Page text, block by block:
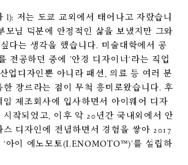
l): 저는 도쿄 교외에서 태어나고 자랐습니
모님 덕분에 안정적인 삶을 보냈지만 그와
다는 생각을 했습니다. 미술대학에서 공
전공하던 중에 ’안경 디자이너‘라는 직업
업디자인뿐 아니라 패션, 의료 등 여러 분
한 장르라는 점이 무척 흥미로왔습니다. 후
제조회사에 입사하면서 아이웨어 디자
시작되었고, 이후 약 20년간 국내외에서 안
디자인에 전념하면서 경험을 쌓아 2017
‘아이 에노모토(I.ENOMOTO™)’를 설립하